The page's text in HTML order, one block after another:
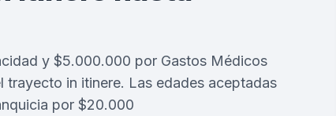
y $5.000.000 por Gastos Médicos
in itinere. Las edades aceptadas
por $20.000